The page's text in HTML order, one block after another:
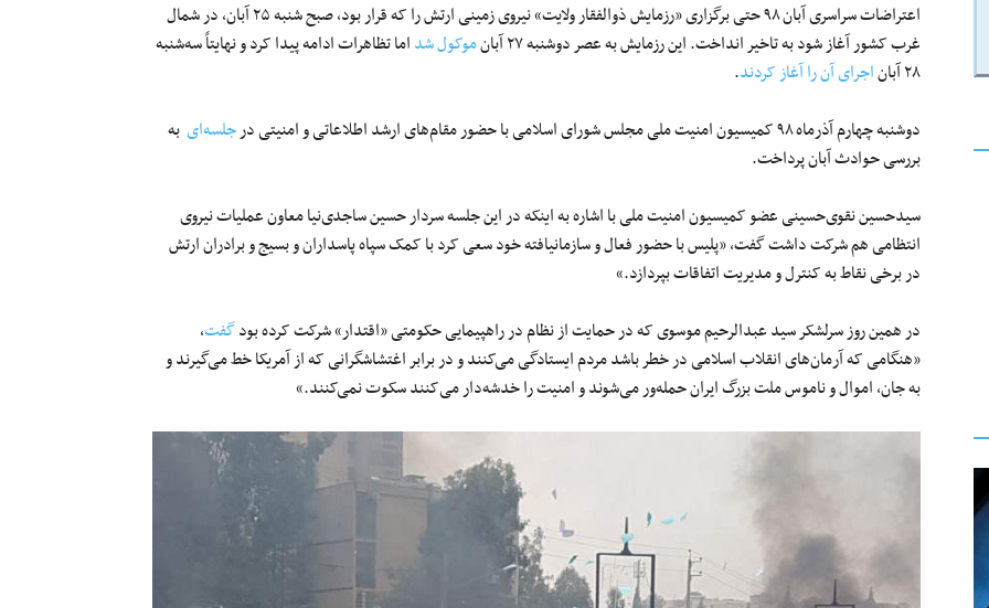
اعتراضات سراسری آبان ۹۸ حتی برگزاری «رزمایش ذوالفقار ولایت» نیروی زمینی ارتش را که قرار بود، صبح شنبه ۲۵ آبان، در شمال
غرب کشور آغاز شود به تاخیر انداخت. این رزمایش به عصر دوشنبه ۲۷ آبان
موکول شداما تظاهرات ادامه پیدا کرد و نهایتاً سه‌شنبه
۲۸ آبان
اجرای آن را آغاز کردند.
دوشنبه چهارم آذرماه ۹۸ کمیسیون امنیت ملی مجلس شورای اسلامی با حضور مقام‌های ارشد اطلاعاتی و امنیتی در
جلسه‌ای به
بررسی حوادث آبان پرداخت.
سیدحسین نقوی‌حسینی عضو کمیسیون امنیت ملی با اشاره به اینکه در این جلسه سردار حسین ساجدی‌نیا معاون عملیات نیروی
انتظامی هم شرکت داشت گفت، «پلیس با حضور فعال و سازمانیافته خود سعی کرد با کمک سپاه پاسداران و بسیج و برادران ارتش
در برخی نقاط به کنترل و مدیریت اتفاقات بپردازد.»
در همین روز سرلشکر سید عبدالرحیم موسوی که در حمایت از نظام در راهپیمایی حکومتی «اقتدار» شرکت کرده بودگفت،
«هنگامی که آرمان‌های انقلاب اسلامی در خطر باشد مردم ایستادگی می‌‌کنند و در برابر اغتشاشگرانی که از آمریکا خط می‌‌گیرند و
به جان، اموال و ناموس ملت بزرگ ایران حمله‌ور می‌شوند و امنیت را خدشه‌‎دار می‌‎کنند سکوت نمی‌کنند.»